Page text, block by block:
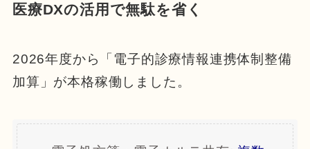
医療DXの活用で無駄を省く
2026年度から「電子的診療情報連携体制整備
加算」が本格稼働しました。